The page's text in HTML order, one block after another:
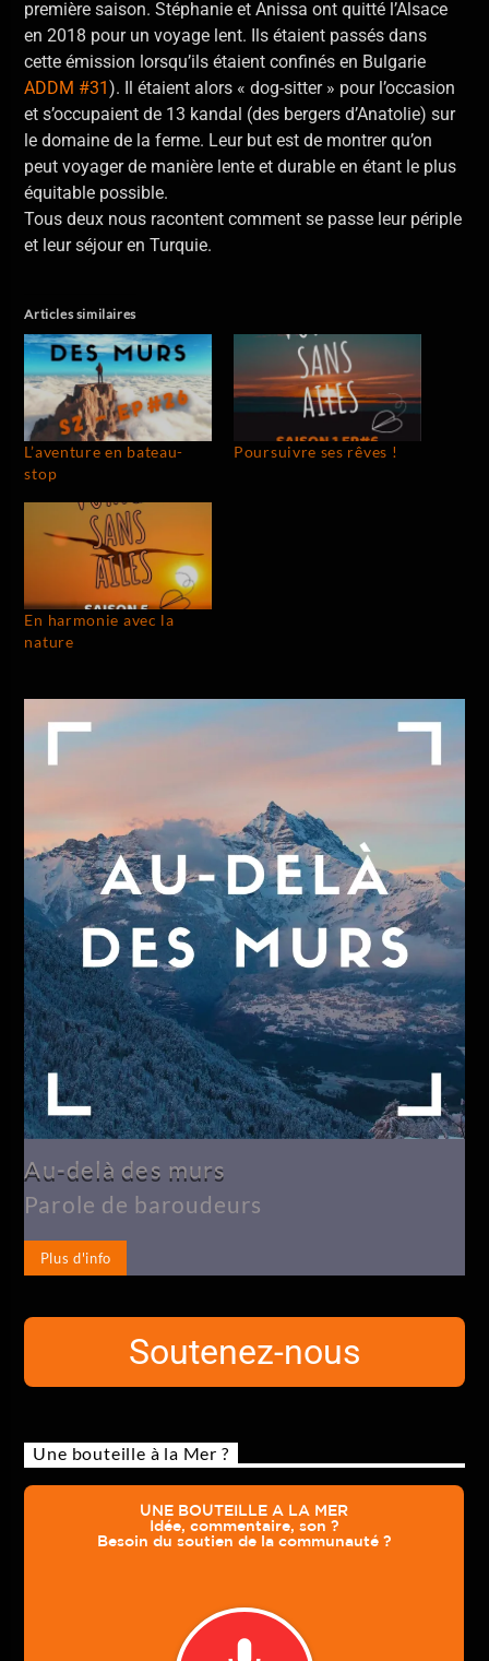
première saison. Stéphanie et Anissa ont quitté l’Alsace
en 2018 pour un voyage lent. Ils étaient passés dans
cette émission lorsqu’ils étaient confinés en Bulgarie
ADDM #31). Il étaient alors « dog-sitter » pour l’occasion
et s’occupaient de 13 kandal (des bergers d’Anatolie) sur
le domaine de la ferme. Leur but est de montrer qu’on
peut voyager de manière lente et durable en étant le plus
équitable possible.
Tous deux nous racontent comment se passe leur périple
et leur séjour en Turquie.
Articles similaires
L’aventure en bateau-
stop
Poursuivre ses rêves !
En harmonie avec la
nature
Au-delà des murs
Parole de baroudeurs
Plus d'info
Soutenez-nous
Une bouteille à la Mer ?